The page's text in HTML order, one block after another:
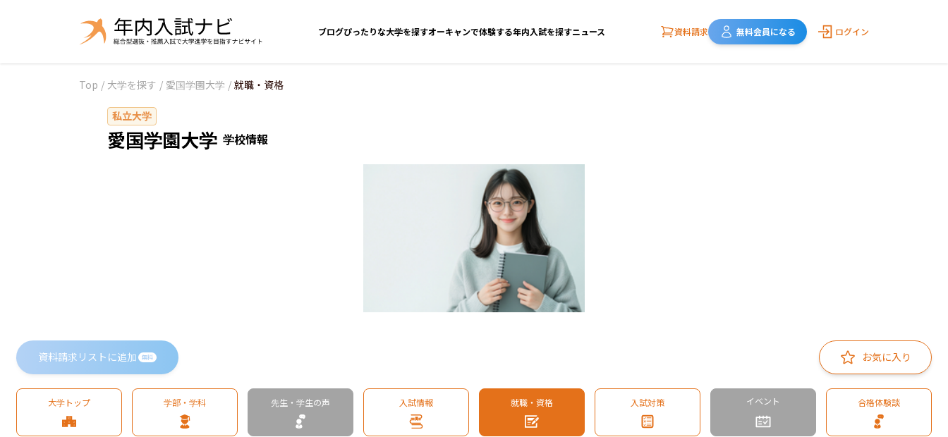
ブログぴったりな大学を探すオーキャンで体験する年内入試を探すニュース 資料請求 無料会員になる ログイン
Top / 大学を探す / 愛国学園大学 / 就職・資格
私立大学
愛国学園大学 学校情報
資料請求リストに追加 無料 お気に入り
大学トップ 学部・学科 先生・学生の声 入試情報 就職・資格 入試対策 イベント 合格体験談